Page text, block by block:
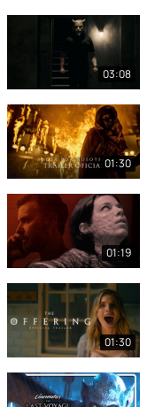
03:08
01:30
01:19
01:30